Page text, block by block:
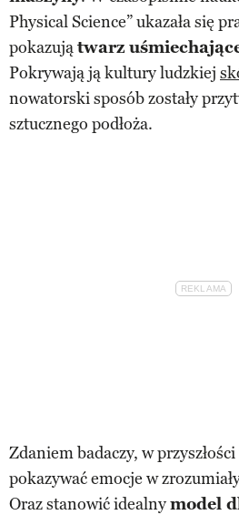
Physical Science” ukazała się
pokazujątwarz
Pokrywają ją kultury ludzkiej
nowatorski sposób zostały
sztucznego podłoża.
Zdaniem badaczy, w
pokazywać emocje w
Oraz stanowić idealnymodel